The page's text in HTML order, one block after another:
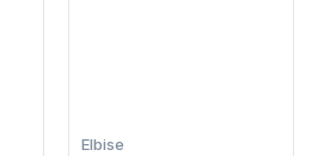
Elbise